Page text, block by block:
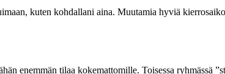
kuten kohdallani aina. Muutamia hyviä
enemmän tilaa kokemattomille. Toisessa ryhmässä